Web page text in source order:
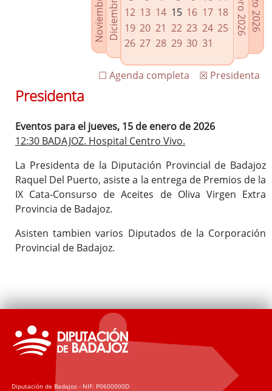
Agenda de Presidencia
Plenos provinciales y Juntas de gobierno
Oficina de Proyectos Europeos
12 13 14 15 16 17 18
19 20 21 22 23 24 25
26 27 28 29 30 31
☒ Presidenta
☐ Agenda completa
Presidenta
Eventos para el jueves, 15 de enero de 2026
12:30 BADAJOZ. Hospital Centro Vivo.
La Presidenta de la Diputación Provincial de Badajoz
Raquel Del Puerto, asiste a la entrega de Premios de la
IX Cata-Consurso de Aceites de Oliva Virgen Extra
Provincia de Badajoz.
Asisten tambien varios Diputados de la Corporación
Provincial de Badajoz.
Diputación de Badajoz - NIF: P0600000D